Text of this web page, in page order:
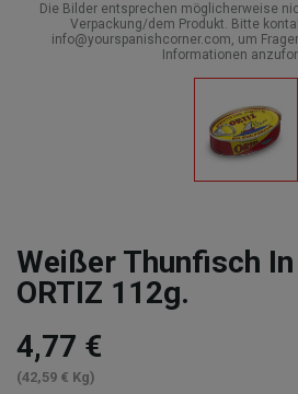
Die Bilder entsprechen möglicherweise
Verpackung/dem Produkt. Bitte
info@yourspanishcorner.com, um
Informationen
Weißer Thunfisch
ORTIZ 112g.
4,77 €
(42,59 € Kg)